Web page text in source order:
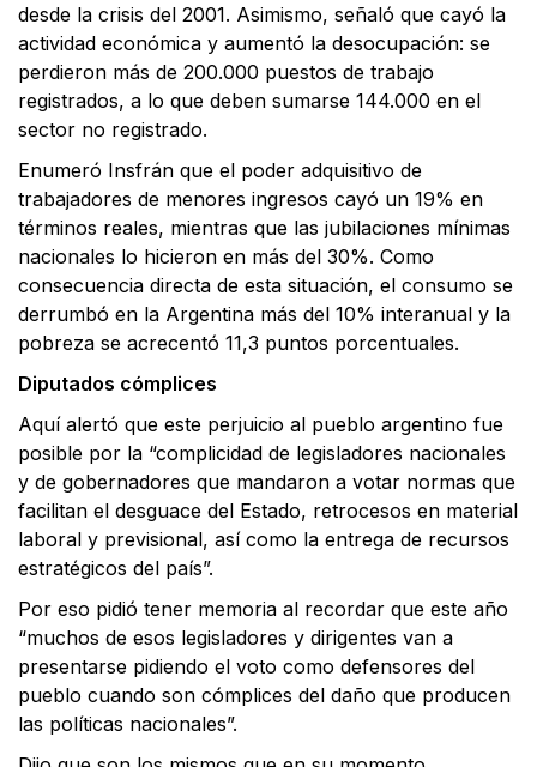
desde la crisis del 2001. Asimismo, señaló que cayó la
actividad económica y aumentó la desocupación: se
perdieron más de 200.000 puestos de trabajo
registrados, a lo que deben sumarse 144.000 en el
sector no registrado.
Enumeró Insfrán que el poder adquisitivo de
trabajadores de menores ingresos cayó un 19% en
términos reales, mientras que las jubilaciones mínimas
nacionales lo hicieron en más del 30%. Como
consecuencia directa de esta situación, el consumo se
derrumbó en la Argentina más del 10% interanual y la
pobreza se acrecentó 11,3 puntos porcentuales.
Diputados cómplices
Aquí alertó que este perjuicio al pueblo argentino fue
posible por la “complicidad de legisladores nacionales
y de gobernadores que mandaron a votar normas que
facilitan el desguace del Estado, retrocesos en material
laboral y previsional, así como la entrega de recursos
estratégicos del país”.
Por eso pidió tener memoria al recordar que este año
“muchos de esos legisladores y dirigentes van a
presentarse pidiendo el voto como defensores del
pueblo cuando son cómplices del daño que producen
las políticas nacionales”.